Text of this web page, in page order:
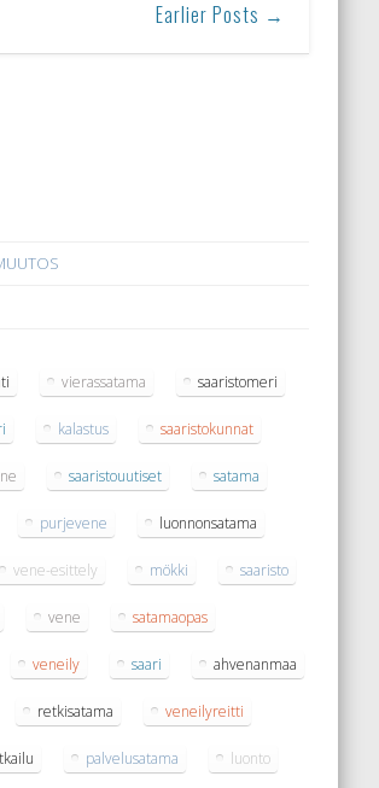
Earlier Posts →
vierassatama saaristomeri
kalastus saaristokunnat
saaristouutiset satama
purjevene luonnonsatama
vene-esittely mökki saaristo
vene satamaopas
veneily saari ahvenanmaa
retkisatama veneilyreitti
palvelusatama luonto